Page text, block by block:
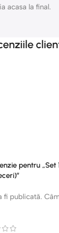
acasa la final.
pentru „Set
fi publicată.